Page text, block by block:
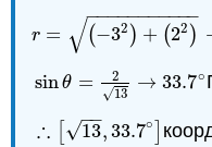
r = (−32 ) + (22 )
− −
−−−−−−−−−
√
r=(− 32)+(22 )→ 13
sin θ =
2
13
√ → 33.7∘
sinθ=213→ 33.7∘
∴ 13
−−
√ ,33.7∘
∴[13,33.7∘]